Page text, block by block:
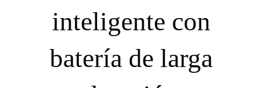
inteligente con
batería de larga